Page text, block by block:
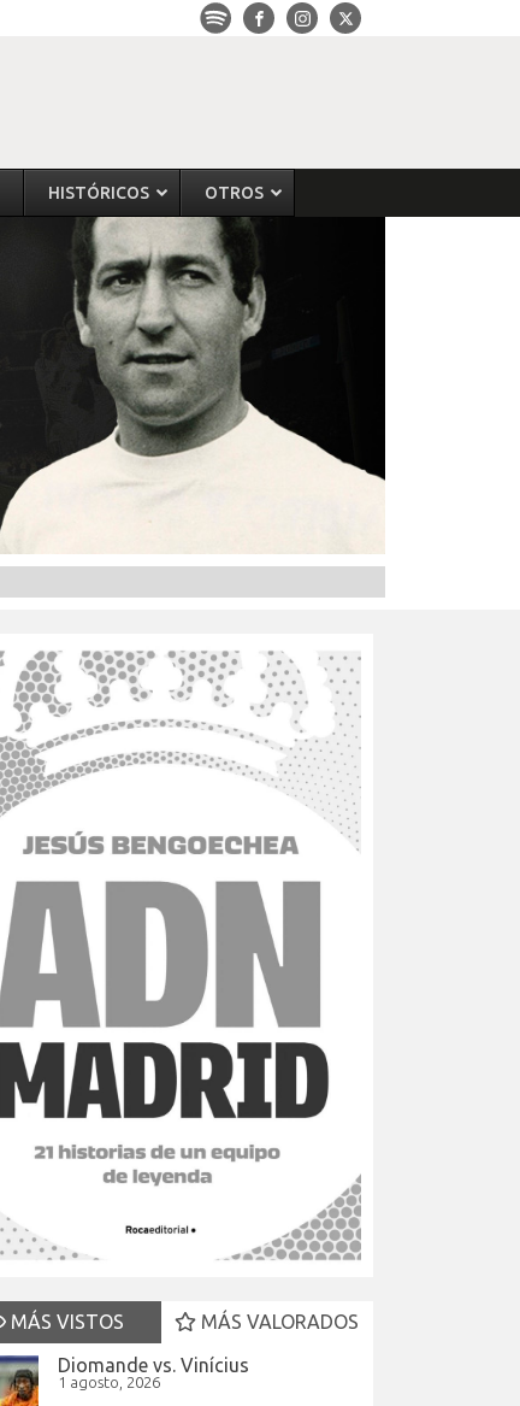
HISTÓRICOS OTROS
MÁS VISTOS
MÁS VALORADOS
Diomande vs. Vinícius
1 agosto, 2026